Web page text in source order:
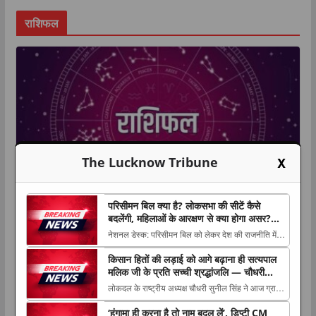
राशिफल
धर्म राशिफल लाइफस्टाइल
6 अगस्त 2026 राशिफल: किन राशियों की
चमकेगी किस्मत और किसे रहना होगा
सावधान? पढ़ें सभी 12 राशियों का हाल
The Lucknow Tribune X
परिसीमन बिल क्या है? लोकसभा की सीटें कैसे
बदलेंगी, महिलाओं के आरक्षण से क्या होगा असर?
आसान भाषा में समझिए पूरा मामला
नेशनल डेस्क: परिसीमन बिल को लेकर देश की राजनीति में
बहस तेज हो गई है। सत्ता पक्ष और विपक्ष इस The post
परिसीमन बिल क्या है? लोकसभा की सीटें कैसे बदलेंगी,
महिलाओं के आरक्षण से क्या होगा असर? आसान भाषा में
समझिए पूरा मामला appeared first on The
Lucknow...
किसान हितों की लड़ाई को आगे बढ़ाना ही सत्यपाल
मलिक जी के प्रति सच्ची श्रद्धांजलि — चौधरी
सुनील सिंह
लोकदल के राष्ट्रीय अध्यक्ष चौधरी सुनील सिंह ने आज ग्राम
हिंगुवां, जनपद बागपत में किसान नेता एवं जम्मू-कश्मीर के पूर्व
‘हंगामा ही करना है तो नाम बदल लें’, डिप्टी CM